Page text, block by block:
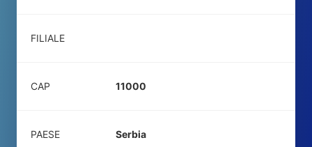
FILIALE
CAP 11000
PAESE Serbia